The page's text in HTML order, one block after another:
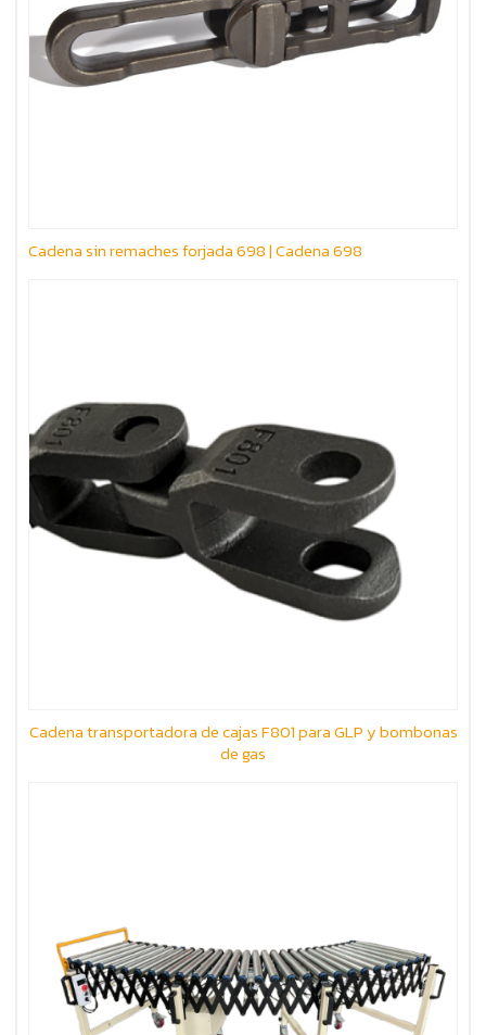
Cadena sin remaches forjada 698 | Cadena 698
Cadena transportadora de cajas F801 para GLP y bombonas
de gas